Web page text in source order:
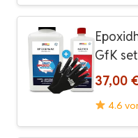
GfK
37,00
4.6